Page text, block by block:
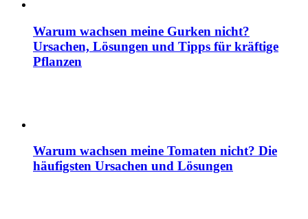
Warum wachsen meine Gurken nicht?
Ursachen, Lösungen und Tipps für kräftige
Pflanzen
Warum wachsen meine Tomaten nicht? Die
häufigsten Ursachen und Lösungen